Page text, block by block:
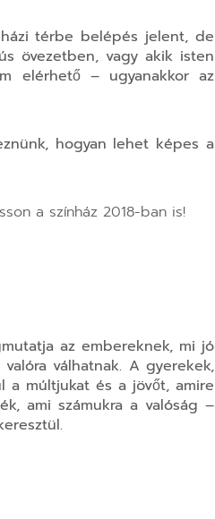
térbe belépés jelent, de
övezetben, vagy akik isten
elérhető – ugyanakkor az
hogyan lehet képes a
a színház 2018-ban is!
az embereknek, mi jó
válhatnak. A gyerekek,
a múltjukat és a jövőt, amire
ami számukra a valóság –